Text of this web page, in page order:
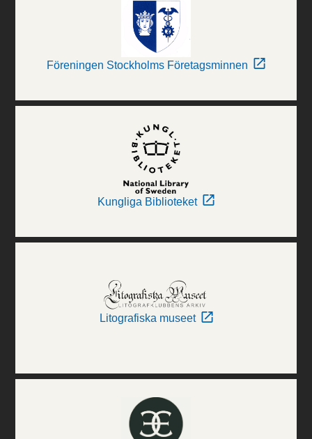
Föreningen Stockholms Företagsminnen
Kungliga Biblioteket
Litografiska museet